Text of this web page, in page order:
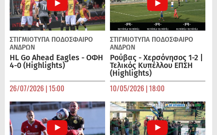
ΣΤΙΓΜΙΟΤΥΠΑ ΠΟΔΌΣΦΑΙΡΟ
ΑΝΔΡΏΝ
HL Go Ahead Eagles - ΟΦΗ
4-0 (Highlights)
26/07/2026 | 15:00
ΣΤΙΓΜΙΟΤΥΠΑ ΠΟΔΌΣΦΑΙΡΟ
ΑΝΔΡΏΝ
Ρούβας - Χερσόνησος 1-2 |
Τελικός Κυπέλλου ΕΠΣΗ
(Highlights)
10/05/2026 | 18:00